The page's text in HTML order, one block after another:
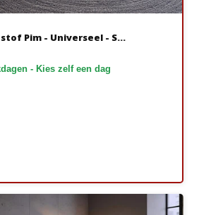
Pim - Universeel - S...
- Kies zelf een dag